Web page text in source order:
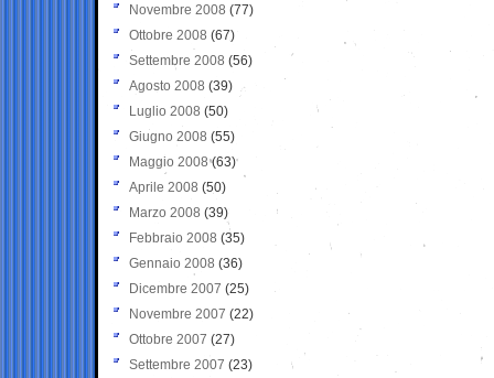
Novembre 2008 (77)
Ottobre 2008 (67)
Settembre 2008 (56)
Agosto 2008 (39)
Luglio 2008 (50)
Giugno 2008 (55)
Maggio 2008(63)
Aprile 2008 (50)
Marzo 2008 (39)
Febbraio 2008 (35)
Gennaio 2008 (36)
Dicembre 2007 (25)
Novembre 2007 (22)
Ottobre 2007 (27)
Settembre 2007 (23)